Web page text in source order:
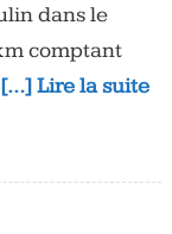
dans le
comptant
[…] Lire la suite